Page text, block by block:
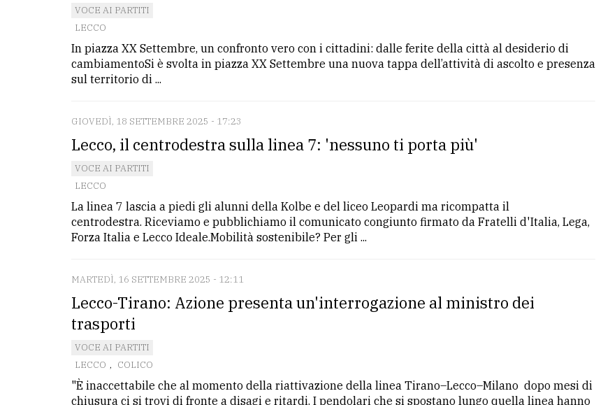
VOCE AI PARTITI
LECCO
In piazza XX Settembre, un confronto vero con i cittadini: dalle ferite della città al desiderio di
cambiamentoSi è svolta in piazza XX Settembre una nuova tappa dell’attività di ascolto e presenza
sul territorio di ...
GIOVEDÌ, 18 SETTEMBRE 2025 - 17:23
Lecco, il centrodestra sulla linea 7: 'nessuno ti porta più'
VOCE AI PARTITI
LECCO
La linea 7 lascia a piedi gli alunni della Kolbe e del liceo Leopardi ma ricompatta il
centrodestra. Riceviamo e pubblichiamo il comunicato congiunto firmato da Fratelli d'Italia, Lega,
Forza Italia e Lecco Ideale.Mobilità sostenibile? Per gli ...
MARTEDÌ, 16 SETTEMBRE 2025 - 12:11
Lecco-Tirano: Azione presenta un'interrogazione al ministro dei
trasporti
VOCE AI PARTITI
LECCO , COLICO
"È inaccettabile che al momento della riattivazione della linea Tirano–Lecco–Milano dopo mesi di
chiusura ci si trovi di fronte a disagi e ritardi. I pendolari che si spostano lungo quella linea hanno